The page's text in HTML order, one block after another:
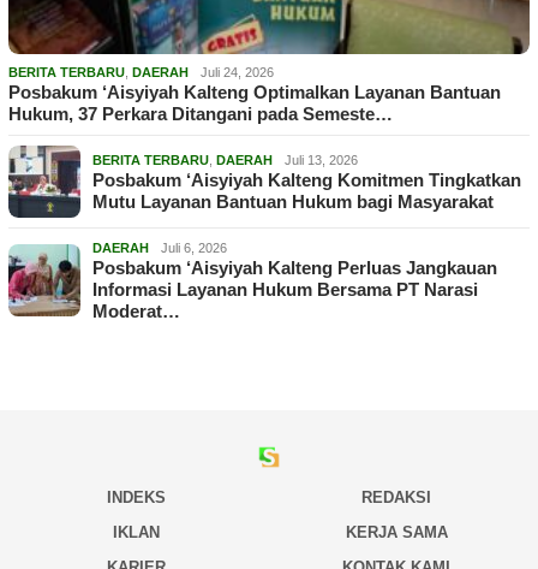
BERITA TERBARU DAERAH Juli 24, 2026
Posbakum ‘Aisyiyah Kalteng Optimalkan Layanan Bantuan
Hukum, 37 Perkara Ditangani pada Semeste…
BERITA TERBARU DAERAH Juli 13, 2026
Posbakum ‘Aisyiyah Kalteng Komitmen Tingkatkan
Mutu Layanan Bantuan Hukum bagi Masyarakat
DAERAH Juli 6, 2026
Posbakum ‘Aisyiyah Kalteng Perluas Jangkauan
Informasi Layanan Hukum Bersama PT Narasi
Moderat…
INDEKS
REDAKSI
IKLAN
KERJA SAMA